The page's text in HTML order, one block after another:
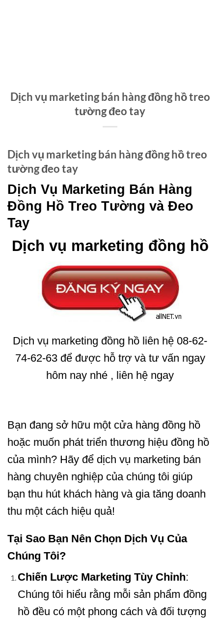
Dịch vụ marketing bán hàng đồng hồ treo
tường đeo tay
Dịch vụ marketing bán hàng đồng hồ treo
tường đeo tay
Dịch Vụ Marketing Bán Hàng
Đồng Hồ Treo Tường và Đeo
Tay
Dịch vụ marketing đồng hồ
Dịch vụ marketing đồng hồ liên hệ 08-62-
74-62-63 để được hỗ trợ và tư vấn ngay
hôm nay nhé , liên hệ ngay
Bạn đang sở hữu một cửa hàng đồng hồ
hoặc muốn phát triển thương hiệu đồng hồ
của mình? Hãy để dịch vụ marketing bán
hàng chuyên nghiệp của chúng tôi giúp
bạn thu hút khách hàng và gia tăng doanh
thu một cách hiệu quả!
Tại Sao Bạn Nên Chọn Dịch Vụ Của
Chúng Tôi?
Chiến Lược Marketing Tùy Chỉnh:
Chúng tôi hiểu rằng mỗi sản phẩm đồng
hồ đều có một phong cách và đối tượng